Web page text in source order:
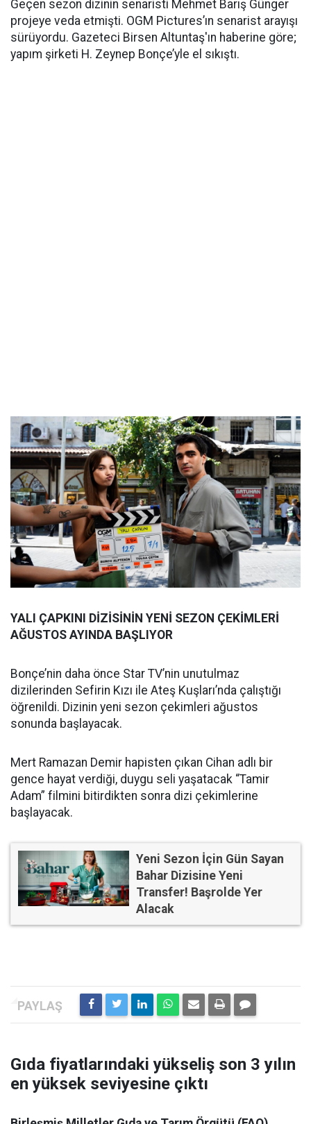
Geçen sezon dizinin senaristi Mehmet Barış Günger
projeye veda etmişti. OGM Pictures’ın senarist arayışı
sürüyordu. Gazeteci Birsen Altuntaş'ın haberine göre;
yapım şirketi H. Zeynep Bonçe’yle el sıkıştı.
YALI ÇAPKINI DİZİSİNİN YENİ SEZON ÇEKİMLERİ
AĞUSTOS AYINDA BAŞLIYOR
Bonçe’nin daha önce Star TV’nin unutulmaz
dizilerinden Sefirin Kızı ile Ateş Kuşları’nda çalıştığı
öğrenildi. Dizinin yeni sezon çekimleri ağustos
sonunda başlayacak.
Mert Ramazan Demir hapisten çıkan Cihan adlı bir
gence hayat verdiği, duygu seli yaşatacak “Tamir
Adam” filmini bitirdikten sonra dizi çekimlerine
başlayacak.
Yeni Sezon İçin Gün Sayan
Bahar Dizisine Yeni
Transfer! Başrolde Yer
Alacak
Gıda fiyatlarındaki yükseliş son 3 yılın
en yüksek seviyesine çıktı